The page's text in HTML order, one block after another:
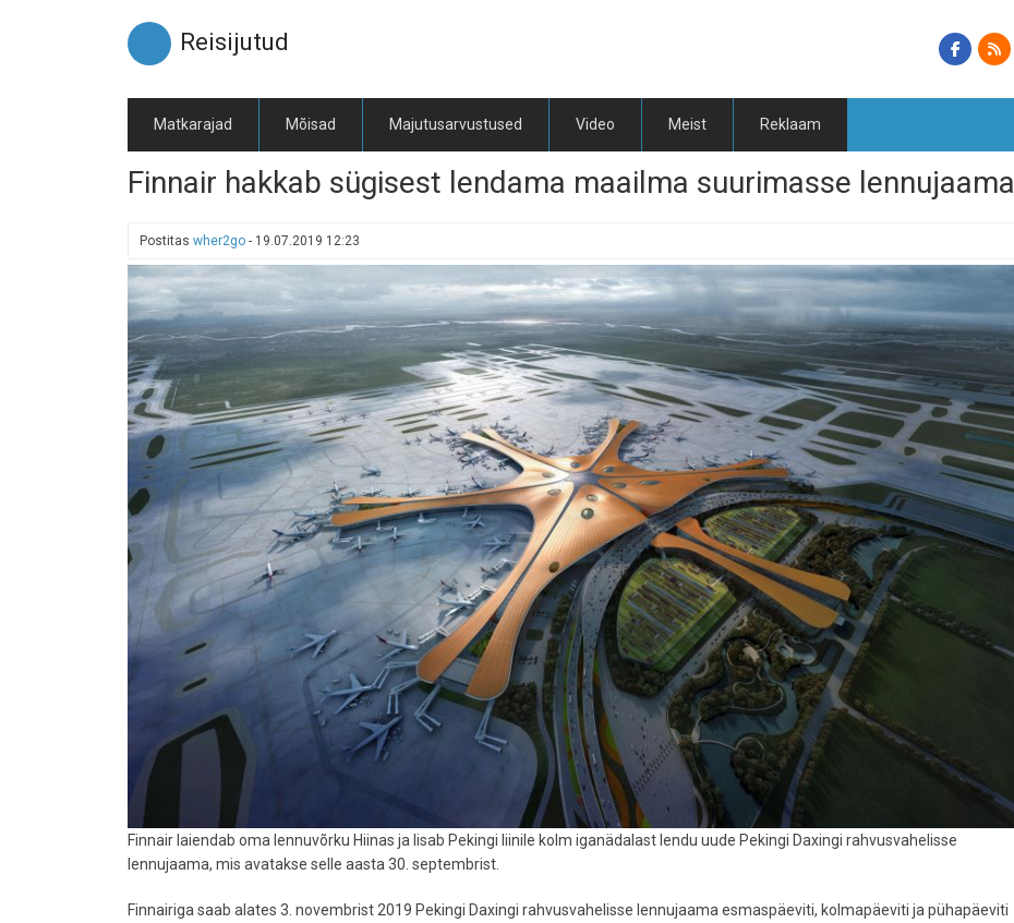
Reisijutud
Matkarajad Mõisad Majutusarvustused Video Meist Reklaam
Finnair hakkab sügisest lendama maailma suurimasse lennujaama
Postitas wher2go - 19.07.2019 12:23
Finnair laiendab oma lennuvõrku Hiinas ja lisab Pekingi liinile kolm iganädalast lendu uude Pekingi Daxingi rahvusvahelisse
lennujaama, mis avatakse selle aasta 30. septembrist.
Finnairiga saab alates 3. novembrist 2019 Pekingi Daxingi rahvusvahelisse lennujaama esmaspäeviti, kolmapäeviti ja pühapäeviti